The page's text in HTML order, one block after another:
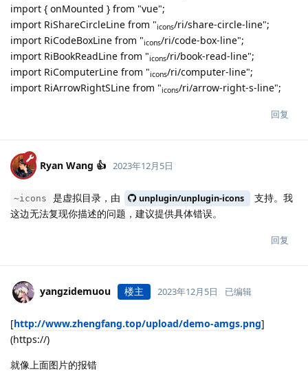
import { onMounted } from "vue";
import RiShareCircleLine from "icons/ri/share-circle-line";
import RiCodeBoxLine from "icons/ri/code-box-line";
import RiBookReadLine from "icons/ri/book-read-line";
import RiComputerLine from "icons/ri/computer-line";
import RiArrowRightSLine from "icons/ri/arrow-right-s-line";
回复
Ryan Wang 👍 2023年12月5日
~icons 是虚拟目录，由 unplugin/unplugin-icons
支持。我
这边无法复现你描述的问题，建议提供具体错误。
回复
yangzidemuou 楼主 2023年12月5日 已编辑
[http://www.zhengfang.top/upload/demo-amgs.png]
(https://)
就像上面图片的报错